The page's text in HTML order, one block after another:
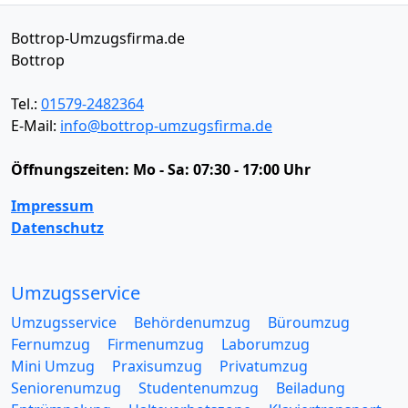
Bottrop-Umzugsfirma.de
Bottrop
Tel.: 01579-2482364
E-Mail: info@bottrop-umzugsfirma.de
Öffnungszeiten: Mo - Sa: 07:30 - 17:00 Uhr
Impressum
Datenschutz
Umzugsservice
Umzugsservice Behördenumzug
Büroumzug
Fernumzug
Firmenumzug
Laborumzug
Mini Umzug
Praxisumzug
Privatumzug
Seniorenumzug
Studentenumzug
Beiladung